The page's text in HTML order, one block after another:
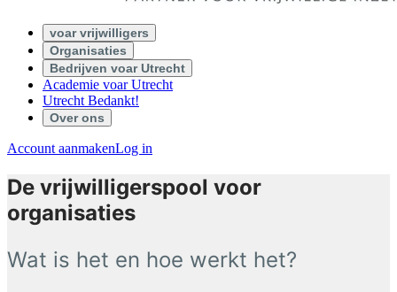
voar vrijwilligers
Organisaties
Bedrijven voar Utrecht
Academie voar Utrecht
Utrecht Bedankt!
Over ons
Account aanmakenLog in
De vrijwilligerspool voor
organisaties
Wat is het en hoe werkt het?